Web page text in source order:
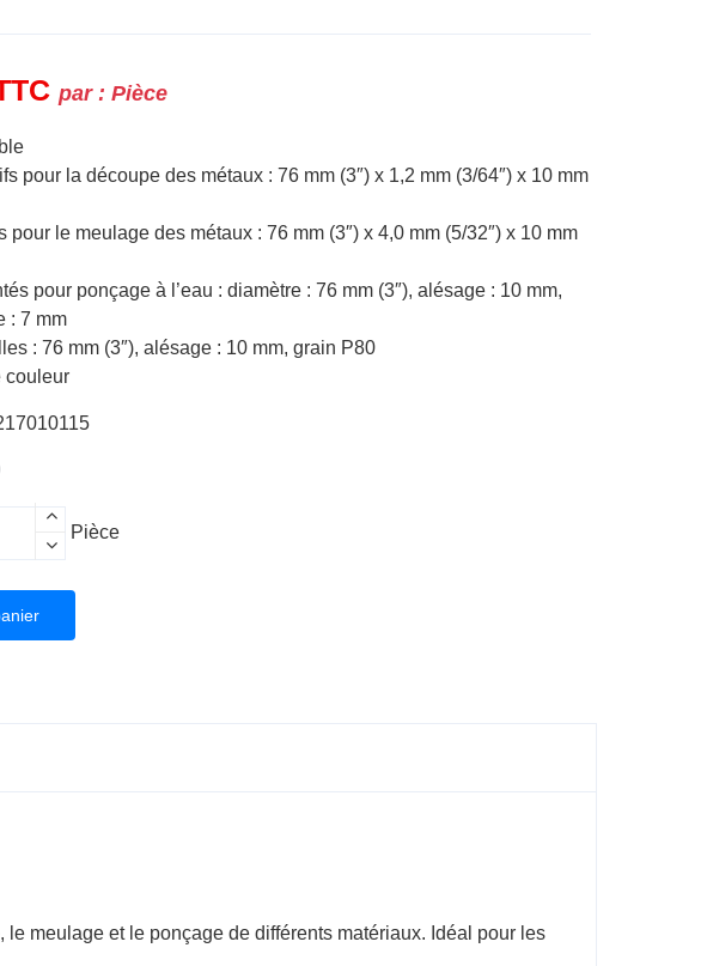
par :Pièce
pour la découpe des métaux : 76 mm (3″) x 1,2 mm (3/64″) x 10 mm
pour le meulage des métaux : 76 mm (3″) x 4,0 mm (5/32″) x 10 mm
pour ponçage à l’eau : diamètre : 76 mm (3″), alésage : 10 mm,
: 7 mm
: 76 mm (3″), alésage : 10 mm, grain P80
couleur
Pièce
meulage et le ponçage de différents matériaux. Idéal pour les